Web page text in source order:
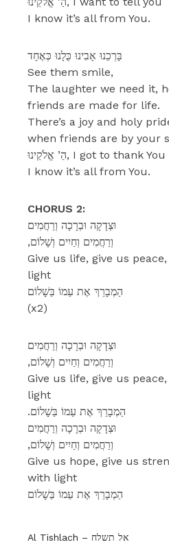
I know it’s all from You.
בָּרְכֵנוּ אָבִינוּ כֻּלָנוּ כְּאֶחָד
See them smile,
The laughter we need it,
friends are made for life.
There’s a joy and holy
when friends are by your
הַ’ אֱלֹקֵינוּ, I got to thank You
I know it’s all from You.
CHORUS 2:
וּצְדָקָה וּבְרָכָה וְרַחֲמִים
,וְרַחֲמִים וְחַיִים וְשָׁלוֹם
Give us life, give us
light
הַמְבָרֵךְ אֶת עַמוֹ בַּשָׁלוֹם
(x2)
וּצְדָקָה וּבְרָכָה וְרַחֲמִים
,וְרַחֲמִים וְחַיִים וְשָׁלוֹם
Give us life, give us
light
.הַמְבָרֵךְ אֶת עַמוֹ בַּשָׁלוֹם
וּצְדָקָה וּבְרָכָה וְרַחֲמִים
,וְרַחֲמִים וְחַיִים וְשָׁלוֹם
Give us hope, give us
with light
הַמְבָרֵךְ אֶת עַמוֹ בַּשָׁלוֹם
Al Tishlach – אל תשלח